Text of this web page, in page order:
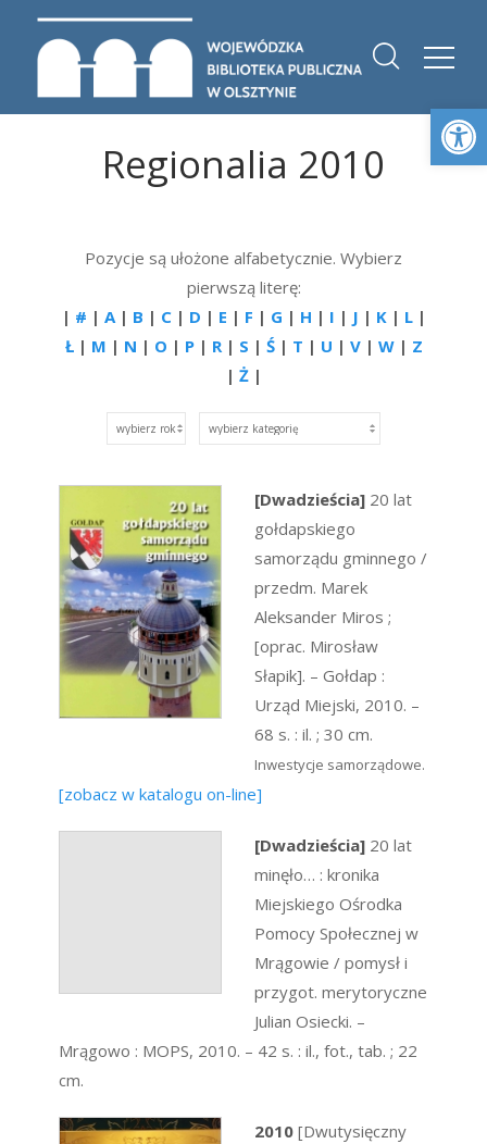
Regionalia 2010
Pozycje są ułożone alfabetycznie. Wybierz
pierwszą literę:
| # | A | B | C | D | E | F | G | H | I | J | K | L |
Ł | M | N | O | P | R | S | Ś | T | U | V | W | Z
| Ż |
[Dwadzieścia] 20 lat
gołdapskiego
samorządu gminnego /
przedm. Marek
Aleksander Miros ;
[oprac. Mirosław
Słapik]. – Gołdap :
Urząd Miejski, 2010. –
68 s. : il. ; 30 cm.
Inwestycje samorządowe.
[zobacz w katalogu on-line]
[Dwadzieścia] 20 lat
minęło… : kronika
Miejskiego Ośrodka
Pomocy Społecznej w
Mrągowie / pomysł i
przygot. merytoryczne
Julian Osiecki. –
Mrągowo : MOPS, 2010. – 42 s. : il., fot., tab. ; 22
cm.
2010 [Dwutysięczny